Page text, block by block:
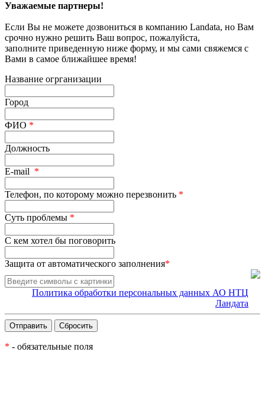
Уважаемые партнеры!
Если Вы не можете дозвониться в компанию Landata, но Вам
срочно нужно решить Ваш вопрос, пожалуйста,
заполните приведенную ниже форму, и мы сами свяжемся с
Вами в самое ближайшее время!
Название огрганизации
Город
ФИО *
Должность
E-mail *
Телефон, по которому можно перезвонить *
Суть проблемы *
С кем хотел бы поговорить
Защита от автоматического заполнения*
Политика обработки персональных данных АО НТЦ
Ландата
* - обязательные поля